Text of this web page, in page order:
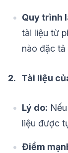
Quy trình
tài liệu từ
nào đặc tả
2. Tài liệu
Lý do:
liệu được
Điểm